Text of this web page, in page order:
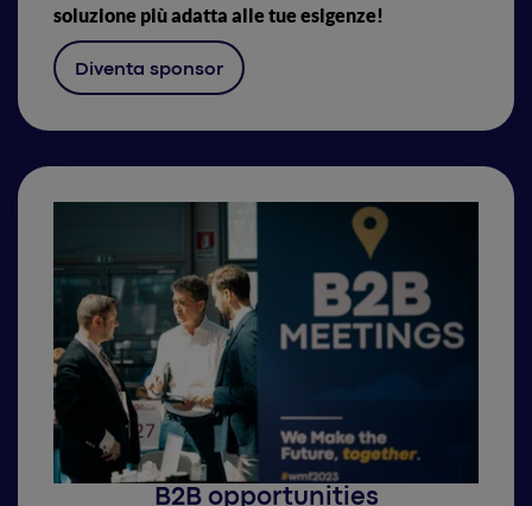
soluzione più adatta alle tue esigenze!
Diventa sponsor
B2B opportunities